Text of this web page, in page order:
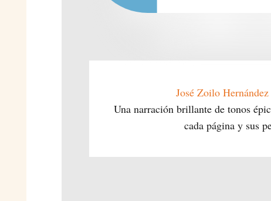
José Zoilo
Una narración brillante de tonos
cada página y sus